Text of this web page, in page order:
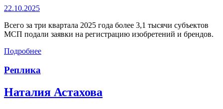
22.10.2025
Всего за три квартала 2025 года более 3,1 тысячи субъектов
МСП подали заявки на регистрацию изобретений и брендов.
Подробнее
Реплика
Наталия Астахова